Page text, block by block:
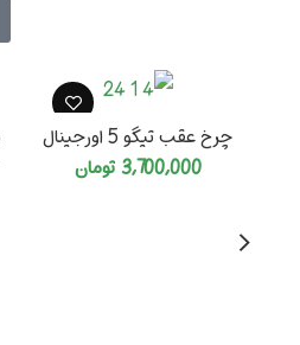
چرخ عقب تیگو 5 اورجینال
3,700,000 تومان